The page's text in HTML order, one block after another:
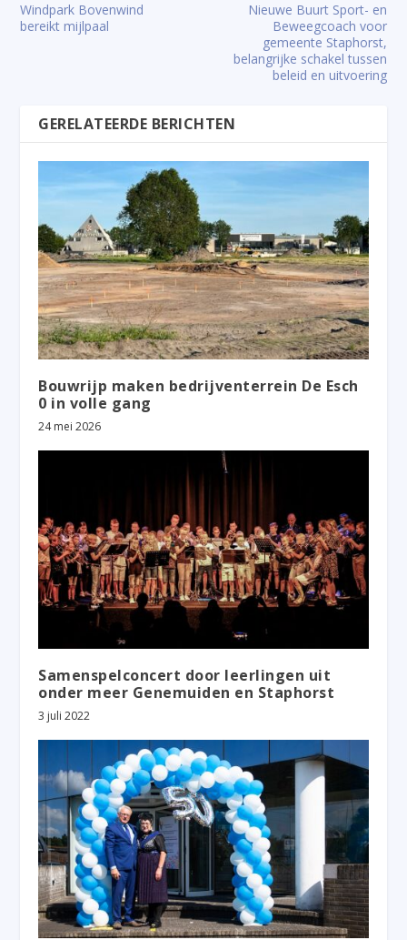
Windpark Bovenwind
bereikt mijlpaal
Nieuwe Buurt Sport- en
Beweegcoach voor
gemeente Staphorst,
belangrijke schakel tussen
beleid en uitvoering
GERELATEERDE BERICHTEN
Bouwrijp maken bedrijventerrein De Esch
0 in volle gang
24 mei 2026
Samenspelconcert door leerlingen uit
onder meer Genemuiden en Staphorst
3 juli 2022